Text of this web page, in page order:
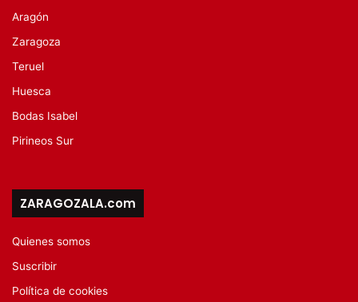
Aragón
Zaragoza
Teruel
Huesca
Bodas Isabel
Pirineos Sur
ZARAGOZALA.com
Quienes somos
Suscribir
Política de cookies